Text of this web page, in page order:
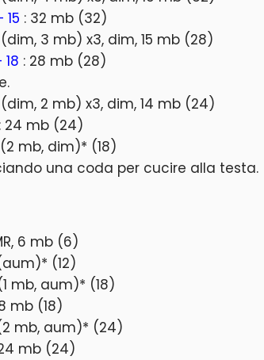
15 : 32 mb (32)
(dim, 3 mb) x3, dim, 15 mb (28)
18 : 28 mb (28)
(dim, 2 mb) x3, dim, 14 mb (24)
: 24 mb (24)
mb, dim)* (18)
una coda per cucire alla testa.
6 mb (6)
(12)
mb, aum)* (18)
mb (18)
mb, aum)* (24)
mb (24)